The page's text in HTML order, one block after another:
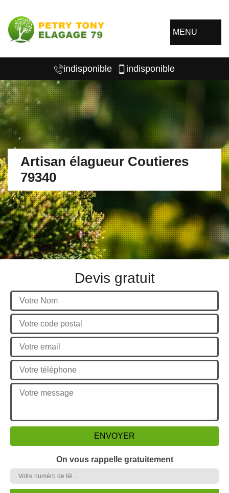
MENU
indisponible indisponible
Artisan élagueur Coutieres
79340
Devis gratuit
On vous rappelle gratuitement